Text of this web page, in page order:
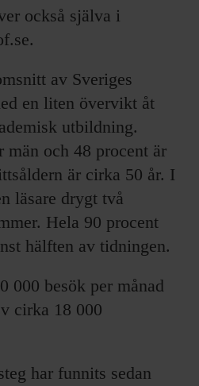
också själva i
av Sveriges
en liten övervikt åt
utbildning.
män och 48 procent är
är cirka 50 år. I
läsare drygt två
Hela 90 procent
hälften av tidningen.
000 besök per månad
cirka 18 000
har funnits sedan